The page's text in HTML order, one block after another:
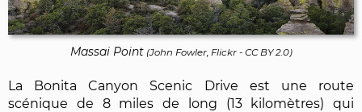
Massai Point(John Fowler, Flickr- CC BY 2.0)
La Bonita Canyon Scenic Drive est une route
scénique de 8 miles de long (13 kilomètres) qui